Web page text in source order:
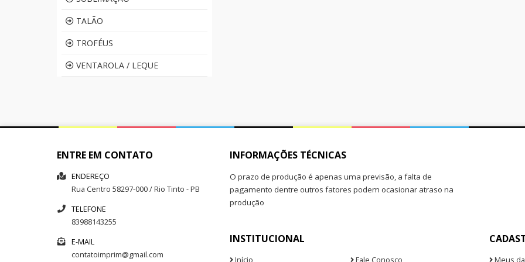
TALÃO
TROFÉUS
VENTAROLA / LEQUE
ENTRE EM CONTATO
ENDEREÇO
Rua Centro 58297-000/Rio Tinto - PB
TELEFONE
83988143255
E-MAIL
contatoimprim@gmail.com
INFORMAÇÕES TÉCNICAS
O prazo de produção é apenas uma previsão, a falta de
pagamento dentre outros fatores podem ocasionar atraso na
produção
INSTITUCIONAL
Início Fale Conosco Meus